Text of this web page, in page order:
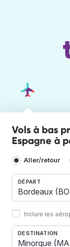
Vols à bas
Espagne à
Aller/retour
DÉPART
Inclure les
DESTINATION